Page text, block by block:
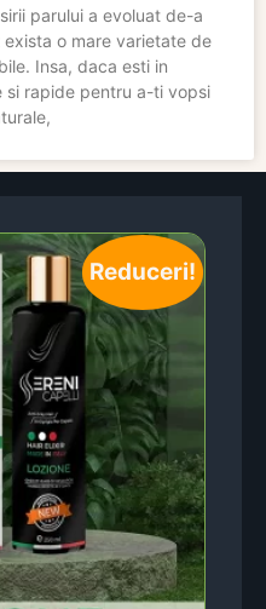
parului a evoluat de-a
o mare varietate de
Insa, daca esti in
si rapide pentru a-ti vopsi
Reduceri!